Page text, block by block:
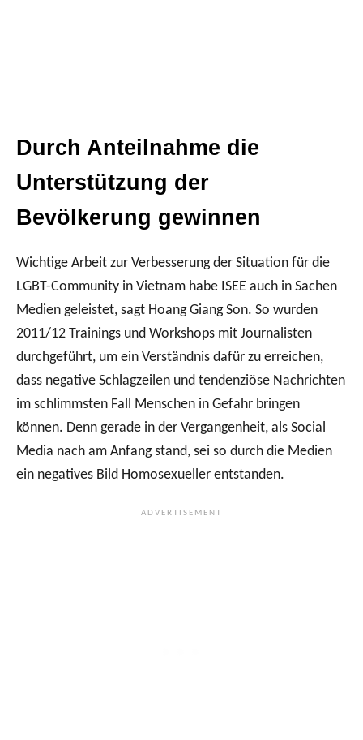
Durch Anteilnahme die
Unterstützung der
Bevölkerung gewinnen
Wichtige Arbeit zur Verbesserung der Situation für die
LGBT-Community in Vietnam habe ISEE auch in Sachen
Medien geleistet, sagt Hoang Giang Son. So wurden
2011/12 Trainings und Workshops mit Journalisten
durchgeführt, um ein Verständnis dafür zu erreichen,
dass negative Schlagzeilen und tendenziöse Nachrichten
im schlimmsten Fall Menschen in Gefahr bringen
können. Denn gerade in der Vergangenheit, als Social
Media nach am Anfang stand, sei so durch die Medien
ein negatives Bild Homosexueller entstanden.